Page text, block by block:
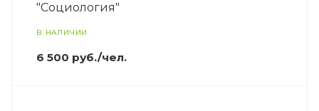
"Социология"
В НАЛИЧИИ
6 500 руб./чел.